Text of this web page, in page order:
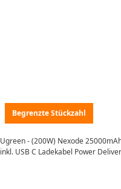
Begrenzte Stückzahl
Ugreen - (200W) Nexode
inkl. USB C Ladekabel Power